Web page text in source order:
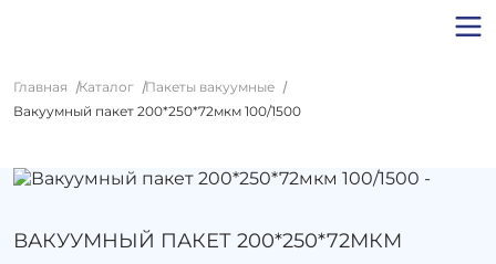
Главная Каталог
Пакеты вакуумные
Вакуумный пакет 200*250*72мкм 100/1500
ВАКУУМНЫЙ ПАКЕТ 200*250*72МКМ